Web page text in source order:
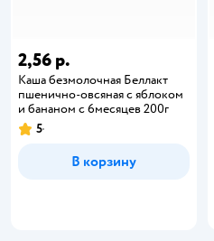
2,56 р.
Каша безмолочная Беллакт
пшенично-овсяная с яблоком
и бананом с 6месяцев 200г
5
В корзину